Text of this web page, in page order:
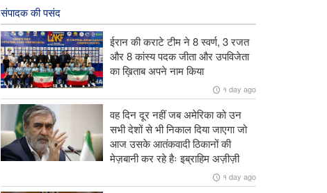
संपादक की पसंद
ईरान की कराटे टीम ने 8 स्वर्ण, 3 रजत
और 8 कांस्य पदक जीता और उपविजेता
का ख़िताब अपने नाम किया
१ day ago
वह दिन दूर नहीं जब अमेरिका को उन
सभी देशों से भी निकाल दिया जाएगा जो
आज उसके आतंकवादी ठिकानों की
मेज़बानी कर रहे हैः इब्राहिम अज़ीज़ी
१ day ago